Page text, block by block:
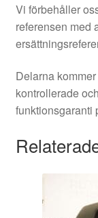
Vi förbehåller
referensen med
Delarna
kontrollerade
funktionsgaranti